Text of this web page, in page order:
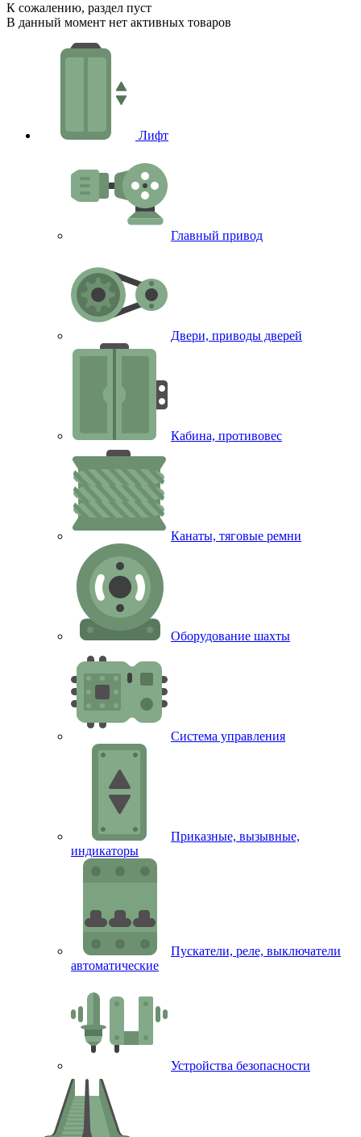
К сожалению, раздел пуст
В данный момент нет активных товаров
Лифт
Главный привод
Двери, приводы дверей
Кабина, противовес
Канаты, тяговые ремни
Оборудование шахты
Система управления
Приказные, вызывные,
индикаторы
Пускатели, реле, выключатели
автоматические
Устройства безопасности